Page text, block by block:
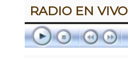
RADIO EN VIVO